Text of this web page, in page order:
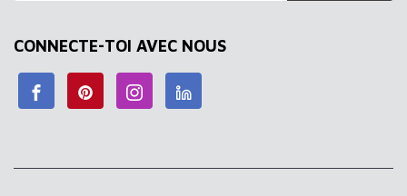
CONNECTE-TOI AVEC NOUS